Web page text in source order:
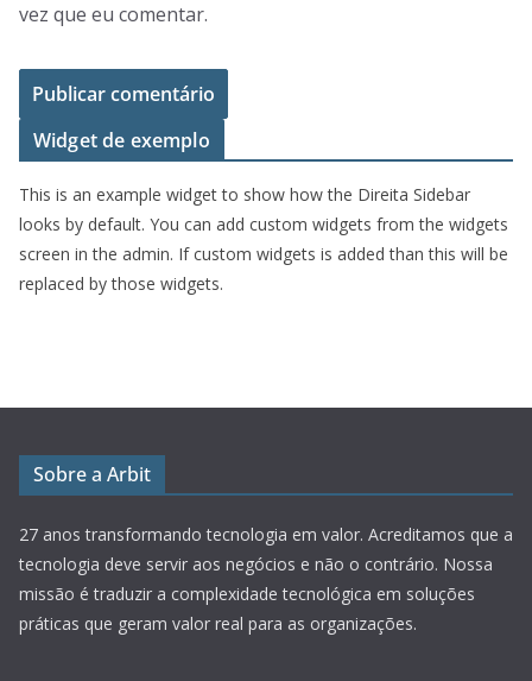
vez que eu comentar.
Widget de exemplo
This is an example widget to show how the Direita Sidebar
looks by default. You can add custom widgets from the widgets
screen in the admin. If custom widgets is added than this will be
replaced by those widgets.
Sobre a Arbit
27 anos transformando tecnologia em valor. Acreditamos que a
tecnologia deve servir aos negócios e não o contrário. Nossa
missão é traduzir a complexidade tecnológica em soluções
práticas que geram valor real para as organizações.